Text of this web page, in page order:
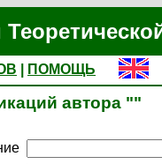
ПОМОЩЬ
автора ""